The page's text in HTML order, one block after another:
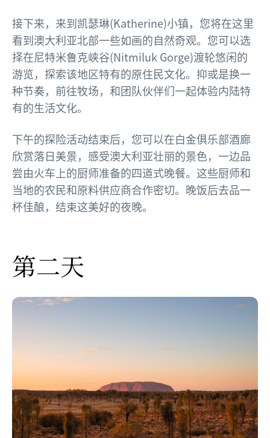
接下来，来到凯瑟琳(Katherine)小镇，您将在这里
看到澳大利亚北部一些如画的自然奇观。您可以选
择在尼特米鲁克峡谷(Nitmiluk Gorge)渡轮悠闲的
游览，探索该地区特有的原住民文化。抑或是换一
种节奏，前往牧场，和团队伙伴们一起体验内陆特
有的生活文化。
下午的探险活动结束后，您可以在白金俱乐部酒廊
欣赏落日美景，感受澳大利亚壮丽的景色，一边品
尝由火车上的厨师准备的四道式晚餐。这些厨师和
当地的农民和原料供应商合作密切。晚饭后去品一
杯佳酿，结束这美好的夜晚。
第二天